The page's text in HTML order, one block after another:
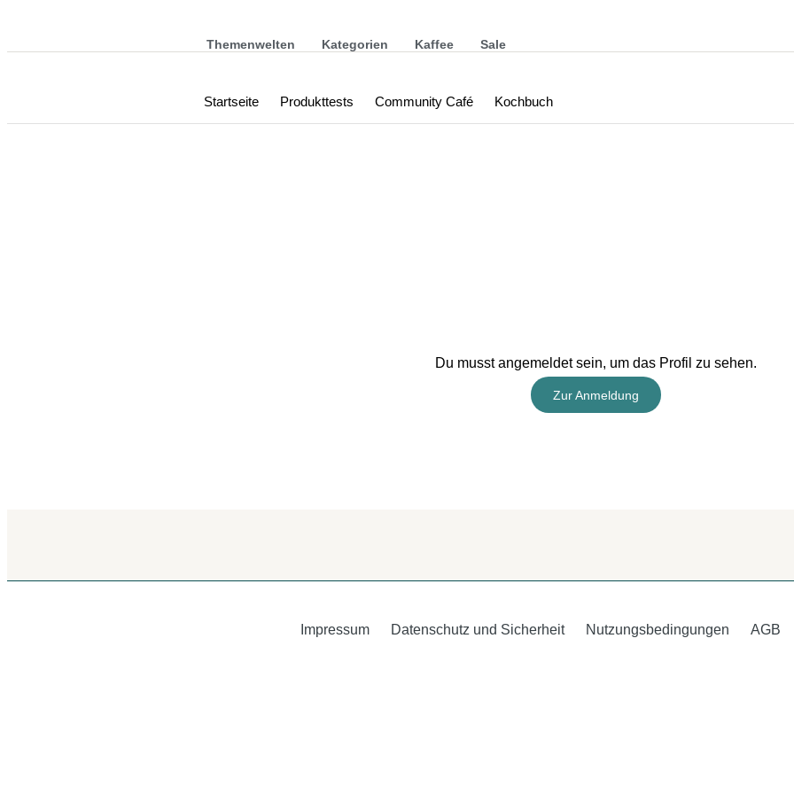
Themenwelten Kategorien Kaffee Sale
Startseite Produkttests Community Café Kochbuch
Du musst angemeldet sein, um das Profil zu sehen.
Zur Anmeldung
Impressum Datenschutz und Sicherheit Nutzungsbedingungen AGB